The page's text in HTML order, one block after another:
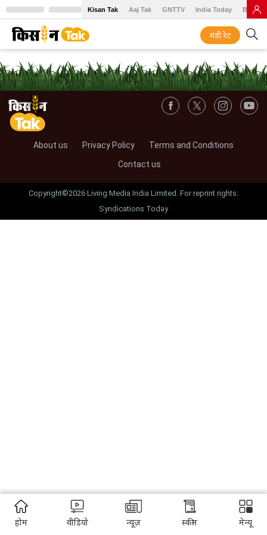
Kisan Tak Aaj Tak GNTTV India Today BT
मंडी रेट
About us Privacy Policy
Terms and Conditions
Contact us
Copyright©2026 Living Media India Limited. For reprint rights:
Syndications Today
होम वीडियो न्यूज़ स्कीम मेन्यू